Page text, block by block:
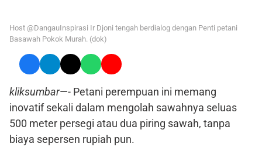
Host @DangauInspirasi Ir Djoni tengah berdialog dengan Penti petani
Basawah Pokok Murah. (dok)
kliksumbar—- Petani perempuan ini memang
inovatif sekali dalam mengolah sawahnya seluas
500 meter persegi atau dua piring sawah, tanpa
biaya sepersen rupiah pun.